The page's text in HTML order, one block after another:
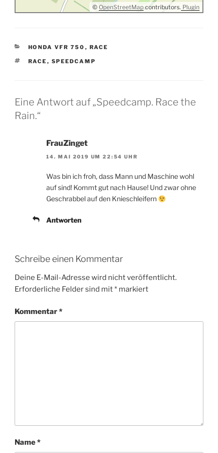
© OpenStreetMapcontributors. Plugin
KATEGORIEN
HONDA VFR 750 , RACE
SCHLAGWÖRTER
RACE , SPEEDCAMP
Eine Antwort auf „Speedcamp. Race the
Rain.“
FrauZinget
14. MAI 2019 UM 22:54 UHR
Was bin ich froh, dass Mann und Maschine wohl
auf sind! Kommt gut nach Hause! Und zwar ohne
Geschrabbel auf den Knieschleifern
Antworten
Schreibe einen Kommentar
Deine E-Mail-Adresse wird nicht veröffentlicht.
Erforderliche Felder sind mit* markiert
Kommentar*
Name*